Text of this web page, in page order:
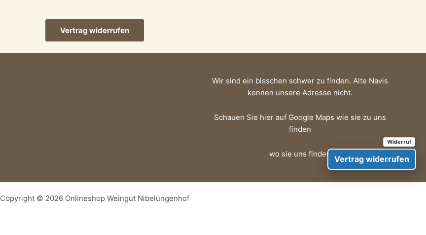
Vertrag widerrufen
Wir sind ein bisschen schwer zu finden. Alte Navis
kennen unsere Adresse nicht.
Schauen Sie hier auf Google Maps wie sie zu uns
finden
wo sie uns finden
Copyright © 2026 Onlineshop Weingut Nibelungenhof
Vertrag widerrufen